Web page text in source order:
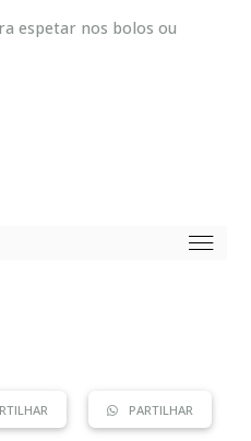
espetar nos bolos ou
PARTILHAR